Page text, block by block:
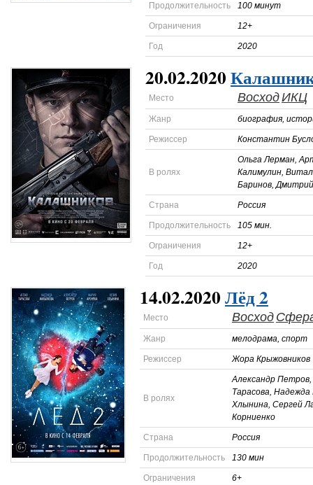
Продолжительность 100 минут
Ограничения 12+
Год 2020
20.02.2020
Место ВосходИКЦ
Жанр биография,
Режиссер Константин
В ролях
Ольга Лерман,
Калимулин,
Баринов,
Страна Россия
Продолжительность 105 мин.
Ограничения 12+
Год 2020
14.02.2020Лёд 2
Место Восход
Жанр мелодрама, спорт
Режиссер Жора Крыжовников
В ролях
Александр
Тарасова,
Хлынина, Сергей
Корниенко
Страна Россия
Продолжительность 130 мин
Ограничения 6+